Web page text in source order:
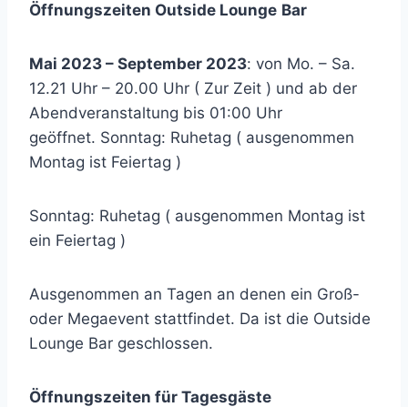
Öffnungszeiten Outside Lounge Bar
Mai 2023 – September 2023: von Mo. – Sa.
12.21 Uhr – 20.00 Uhr ( Zur Zeit ) und ab der
Abendveranstaltung bis 01:00 Uhr
geöffnet. Sonntag: Ruhetag ( ausgenommen
Montag ist Feiertag )
Sonntag: Ruhetag ( ausgenommen Montag ist
ein Feiertag )
Ausgenommen an Tagen an denen ein Groß-
oder Megaevent stattfindet. Da ist die Outside
Lounge Bar geschlossen.
Öffnungszeiten für Tagesgäste